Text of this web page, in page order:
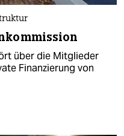
über die Mitglieder
Finanzierung von